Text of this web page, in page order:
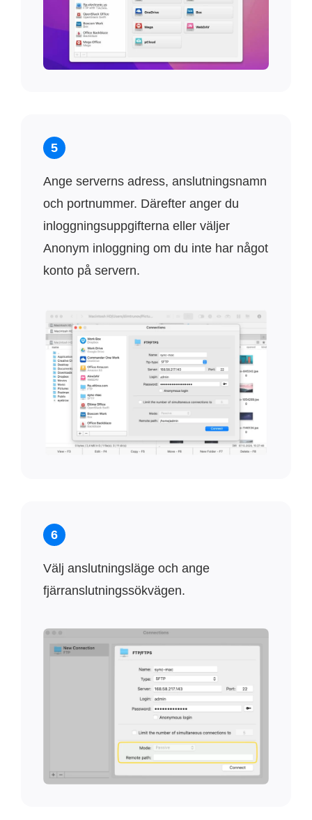
5
Ange serverns adress, anslutningsnamn
och portnummer. Därefter anger du
inloggningsuppgifterna eller väljer
Anonym inloggning om du inte har något
konto på servern.
6
Välj anslutningsläge och ange
fjärranslutningssökvägen.